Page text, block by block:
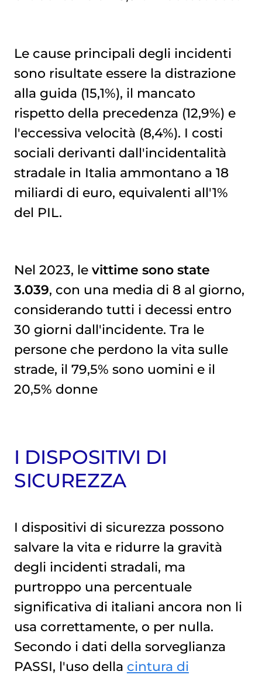
Le cause principali degli incidenti
sono risultate essere la distrazione
alla guida (15,1%), il mancato
rispetto della precedenza (12,9%) e
l'eccessiva velocità (8,4%). I costi
sociali derivanti dall'incidentalità
stradale in Italia ammontano a 18
miliardi di euro, equivalenti all'1%
del PIL.
Nel 2023, le vittime sono state
3.039, con una media di 8 al giorno,
considerando tutti i decessi entro
30 giorni dall'incidente. Tra le
persone che perdono la vita sulle
strade, il 79,5% sono uomini e il
20,5% donne
I DISPOSITIVI DI
SICUREZZA
I dispositivi di sicurezza possono
salvare la vita e ridurre la gravità
degli incidenti stradali, ma
purtroppo una percentuale
significativa di italiani ancora non li
usa correttamente, o per nulla.
Secondo i dati della sorveglianza
PASSI, l'uso della cintura di